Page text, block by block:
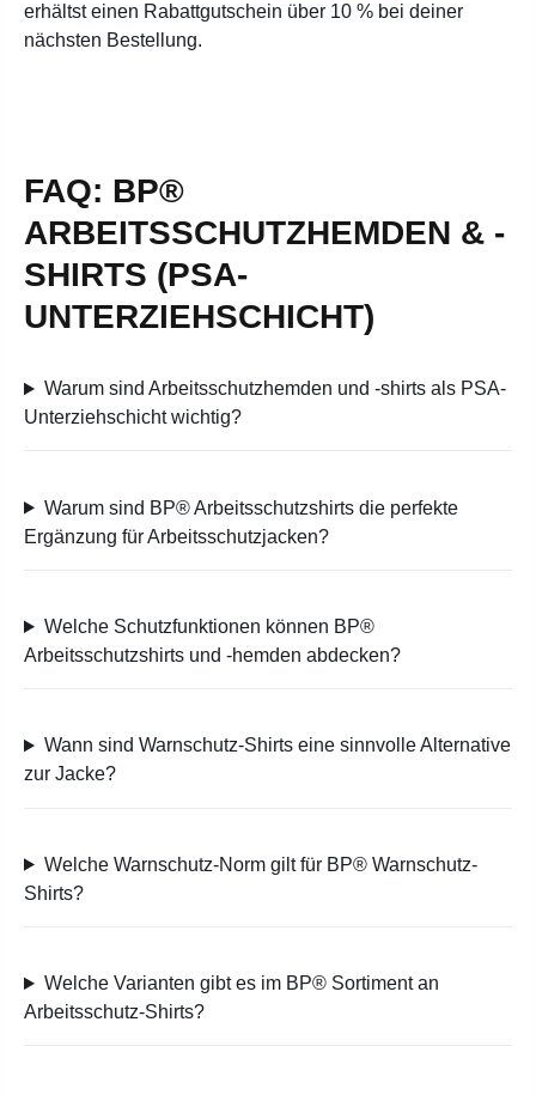
erhältst einen Rabattgutschein über 10 % bei deiner
nächsten Bestellung.
FAQ: BP®
ARBEITSSCHUTZHEMDEN & -
SHIRTS (PSA-
UNTERZIEHSCHICHT)
Warum sind Arbeitsschutzhemden und -shirts als PSA-
Unterziehschicht wichtig?
Warum sind BP® Arbeitsschutzshirts die perfekte
Ergänzung für Arbeitsschutzjacken?
Welche Schutzfunktionen können BP®
Arbeitsschutzshirts und -hemden abdecken?
Wann sind Warnschutz-Shirts eine sinnvolle Alternative
zur Jacke?
Welche Warnschutz-Norm gilt für BP® Warnschutz-
Shirts?
Welche Varianten gibt es im BP® Sortiment an
Arbeitsschutz-Shirts?